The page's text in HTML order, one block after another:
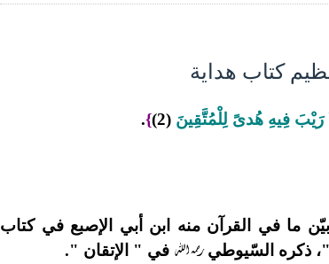
رَيْبَ فِيهِ هُدىً لِلْمُتَّقِينَ (2)
}
.
بيّن ما في القرآن منه ابن أبي الإصبع في كتاب
"، ذكره السّيوطيرحمه الله في " الإتقان ".